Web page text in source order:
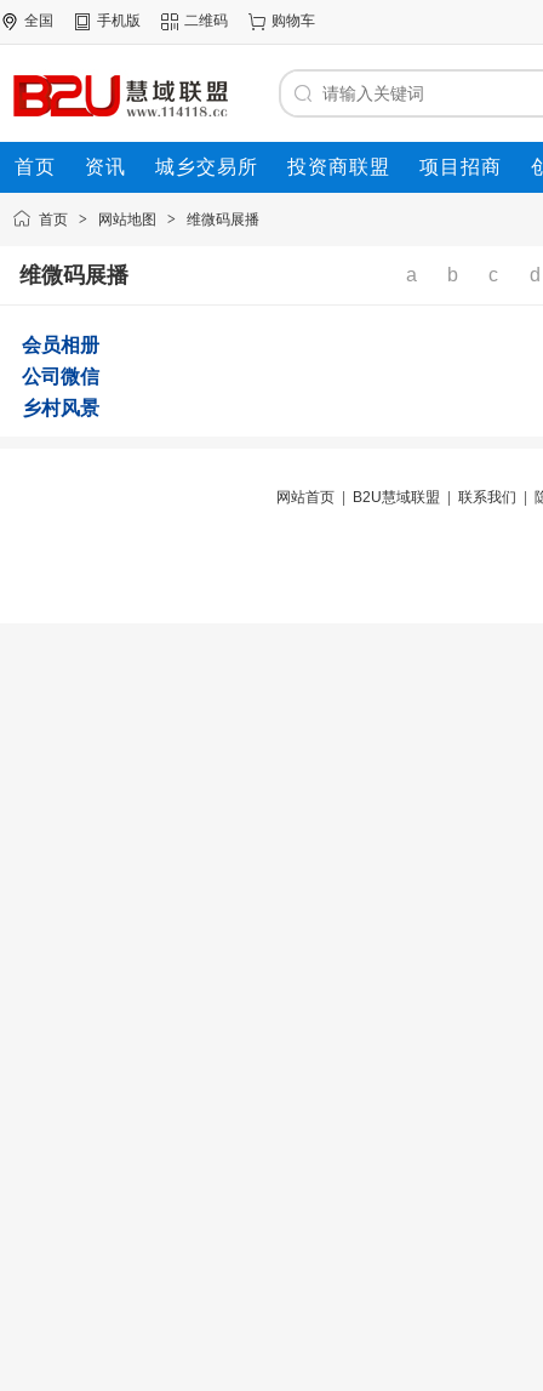
全国 手机版 二维码 购物车
首页 资讯 城乡交易所 投资商联盟 项目招商
资源联盟
首页 > 网站地图 > 维微码展播
a b c d
维微码展播
会员相册
公司微信
乡村风景
网站首页| B2U慧域联盟 联系我们